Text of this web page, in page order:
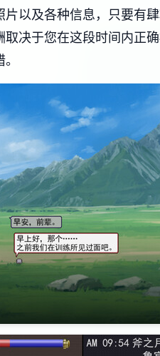
以及各种信息，只要有
决于您在这段时间内正